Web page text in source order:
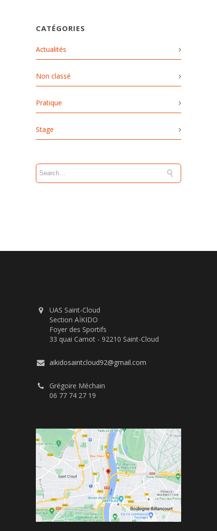
CATÉGORIES
Actualités
Non classé
Pratique
Stage
UAS Saint-Cloud
Section AÏKIDO
Foyer des Sportifs
33 quai Carnot - 92210 Saint-Cloud
aikidosaintcloud92@gmail.com
Grégoire Méchain
06 77 74 27 19